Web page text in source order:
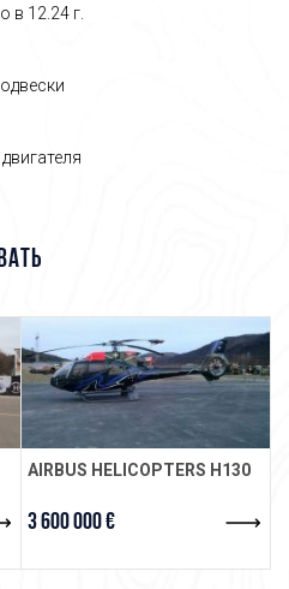
в 12.24 г.
AIRBUS HELICOPTERS H130
3 600 000 €